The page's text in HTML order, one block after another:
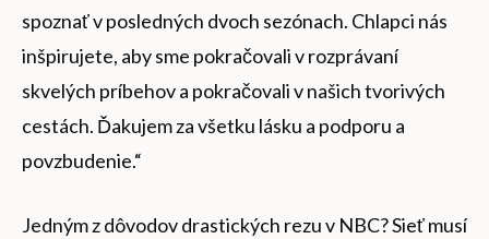
spoznať v posledných dvoch sezónach. Chlapci nás
inšpirujete, aby sme pokračovali v rozprávaní
skvelých príbehov a pokračovali v našich tvorivých
cestách. Ďakujem za všetku lásku a podporu a
povzbudenie.“
Jedným z dôvodov drastických rezu v NBC? Sieť musí